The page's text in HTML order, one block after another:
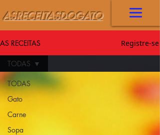
ASRECEITASDOGATO
AS RECEITAS Registre-se
TODAS
Gato
Carne
Sopa
TODAS